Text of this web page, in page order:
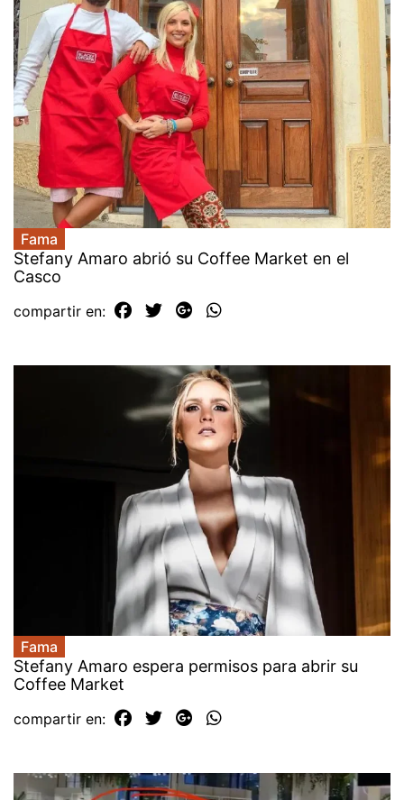
Fama
Stefany Amaro abrió su Coffee Market en el
Casco
compartir en:
Fama
Stefany Amaro espera permisos para abrir su
Coffee Market
compartir en: